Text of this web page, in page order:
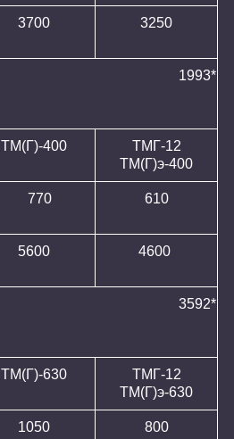
3700 3250
1993*
ТМ(Г)-400
ТМГ-12
ТМ(Г)э-400
770 610
5600 4600
3592*
ТМ(Г)-630
ТМГ-12
ТМ(Г)э-630
1050 800